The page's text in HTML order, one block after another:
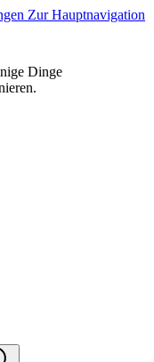
Zur Hauptnavigation
Dinge